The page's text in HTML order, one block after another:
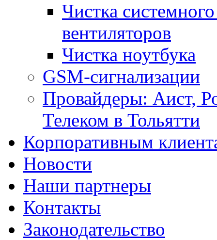
Чистка
вентиляторов
Чистка ноутбука
GSM-сигнализации
Провайдеры: Аист,
Телеком в Тольятти
Корпоративным
Новости
Наши партнеры
Контакты
Законодательство